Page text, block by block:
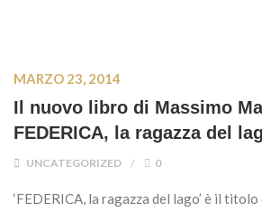
MARZO 23, 2014
Il nuovo libro di Massimo
FEDERICA, la ragazza del
UNCATEGORIZED 0
‘FEDERICA, la ragazza del lago’ è il